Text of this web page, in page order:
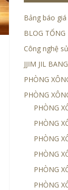
Bảng báo giá
BLOG TỔNG
Công nghệ
JJIM JIL BANG
PHÒNG
PHÒNG
PHÒNG
PHÒNG
PHÒNG
PHÒNG
PHÒNG
PHÒNG